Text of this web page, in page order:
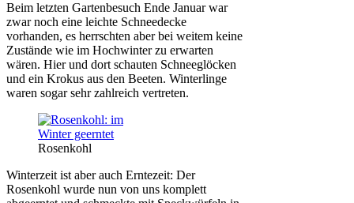
Beim letzten Gartenbesuch Ende Januar war
zwar noch eine leichte Schneedecke
vorhanden, es herrschten aber bei weitem keine
Zustände wie im Hochwinter zu erwarten
wären. Hier und dort schauten Schneeglöcken
und ein Krokus aus den Beeten. Winterlinge
waren sogar sehr zahlreich vertreten.
Rosenkohl
Winterzeit ist aber auch Erntezeit: Der
Rosenkohl wurde nun von uns komplett